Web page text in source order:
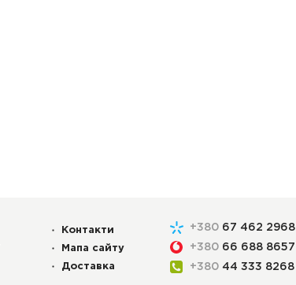
Контакти
Мапа сайту
Доставка
+380 67 462 2968
+380 66 688 8657
+380 44 333 8268